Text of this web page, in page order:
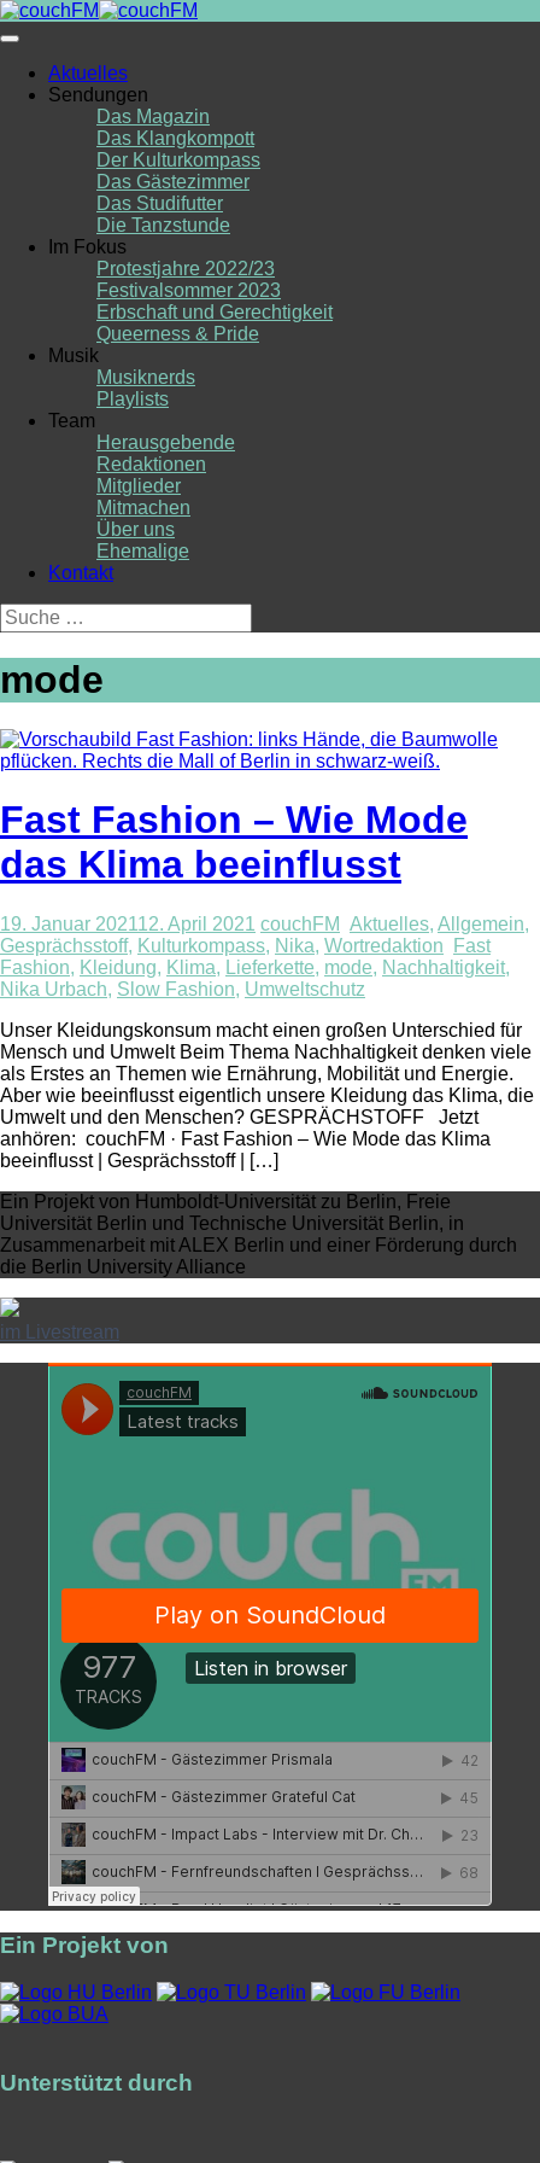
Skip
to
Aktuelles
Sendungen
Das Magazin
Das Klangkompott
Der Kulturkompass
Das Gästezimmer
Das Studifutter
Die Tanzstunde
Im Fokus
Protestjahre 2022/23
Festivalsommer 2023
Erbschaft und Gerechtigkeit
Queerness & Pride
Musik
Musiknerds
Playlists
Team
Herausgebende
Redaktionen
Mitglieder
Mitmachen
Über uns
Ehemalige
Kontakt
Suche
nach:
mode
Fast Fashion – Wie Mode
das Klima beeinflusst
19. Januar 202112. April 2021 couchFM Aktuelles, Allgemein,
Gesprächsstoff, Kulturkompass, Nika, Wortredaktion
Fast
Fashion, Kleidung, Klima, Lieferkette, mode, Nachhaltigkeit,
Nika Urbach, Slow Fashion, Umweltschutz
Unser Kleidungskonsum macht einen großen Unterschied für
Mensch und Umwelt Beim Thema Nachhaltigkeit denken viele
als Erstes an Themen wie Ernährung, Mobilität und Energie.
Aber wie beeinflusst eigentlich unsere Kleidung das Klima, die
Umwelt und den Menschen? GESPRÄCHSTOFF Jetzt
anhören: couchFM · Fast Fashion – Wie Mode das Klima
beeinflusst | Gesprächsstoff | […]
Ein Projekt von Humboldt-Universität zu Berlin, Freie
Universität Berlin und Technische Universität Berlin, in
Zusammenarbeit mit ALEX Berlin und einer Förderung durch
die Berlin University Alliance
im Livestream
Ein Projekt von
Unterstützt durch